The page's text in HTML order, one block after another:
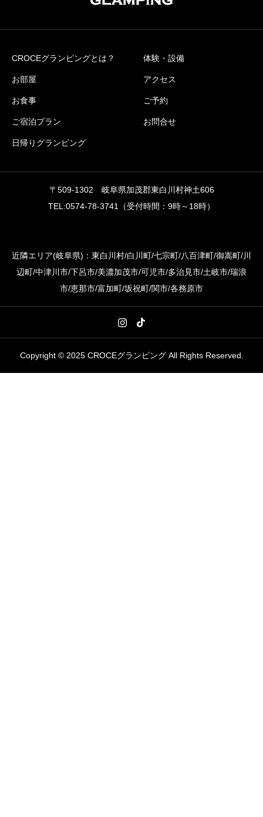
CROCEグランピングとは？
お部屋
お食事
ご宿泊プラン
日帰りグランピング
体験・設備
アクセス
ご予約
お問合せ
〒509-1302 岐阜県加茂郡東白川村神土606
TEL:0574-78-3741（受付時間：9時～18時）
近隣エリア(岐阜県)：東白川村/白川町/七宗町/八百津町/御嵩町/川
辺町/中津川市/下呂市/美濃加茂市/可児市/多治見市/土岐市/瑞浪
市/恵那市/富加町/坂祝町/関市/各務原市
Copyright © 2025 CROCEグランピング All Rights Reserved.